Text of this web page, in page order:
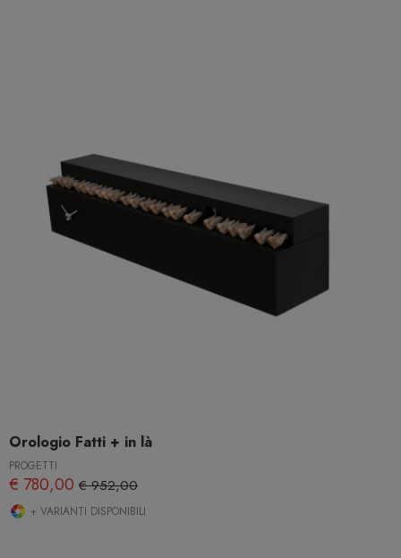
Orologio Fatti + in là
PROGETTI
€ 780,00 € 952,00
+ VARIANTI DISPONIBILI